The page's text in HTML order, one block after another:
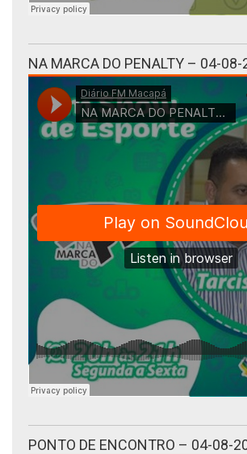
NA MARCA DO PENALTY – 04-08-
PONTO DE ENCONTRO – 04-08-